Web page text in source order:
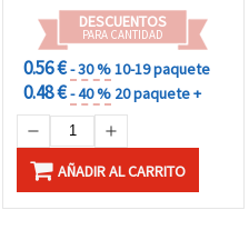
DESCUENTOS
PARA CANTIDAD
0.56 €- 30 %10-19 paquete
0.48 €- 40 % 20 paquete +
AÑADIR AL CARRITO